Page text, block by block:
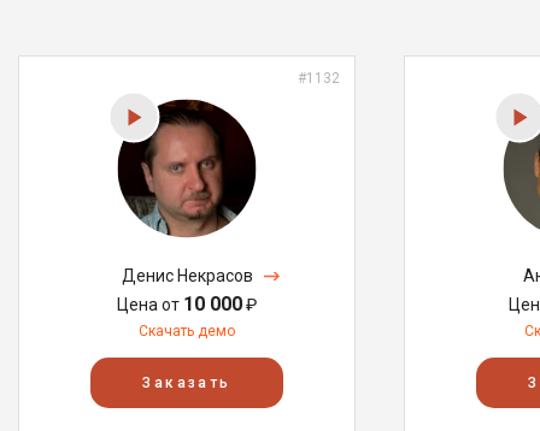
#1132
Денис Некрасов
Цена от 10 000₽
Скачать демо
Заказать